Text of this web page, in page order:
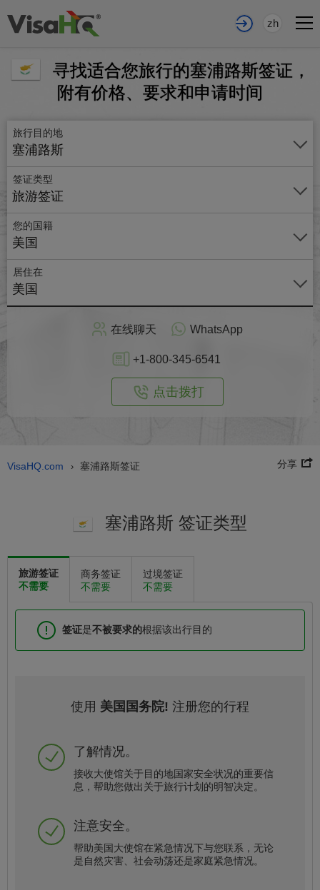
zh
寻找适合您旅行的塞浦路斯签证，
附有价格、要求和申请时间
旅行目的地
塞浦路斯
签证类型
旅游签证
您的国籍
美国
居住在
美国
在线聊天 WhatsApp
+1-800-345-6541
点击拨打
VisaHQ.com › 塞浦路斯签证 分享
塞浦路斯 签证类型
旅游签证
不需要
商务签证
不需要
过境签证
不需要
签证是不被要求的根据该出行目的
使用 美国国务院! 注册您的行程
了解情况。
接收大使馆关于目的地国家安全状况的重要信
息，帮助您做出关于旅行计划的明智决定。
注意安全。
帮助美国大使馆在紧急情况下与您联系，无论
是自然灾害、社会动荡还是家庭紧急情况。